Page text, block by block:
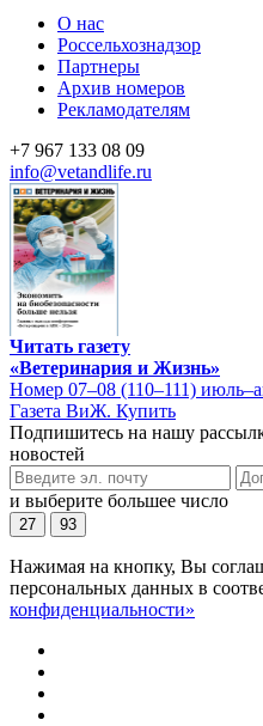
О нас
Россельхознадзор
Партнеры
Архив номеров
Рекламодателям
+7 967 133 08 09
info@vetandlife.ru
Читать газету
«Ветеринария и Жизнь»
Номер 07–08 (110–111)
Газета ВиЖ. Купить
Подпишитесь на нашу
новостей
и выберите большее число
27 93
Нажимая на кнопку, Вы
персональных данных в
конфиденциальности»